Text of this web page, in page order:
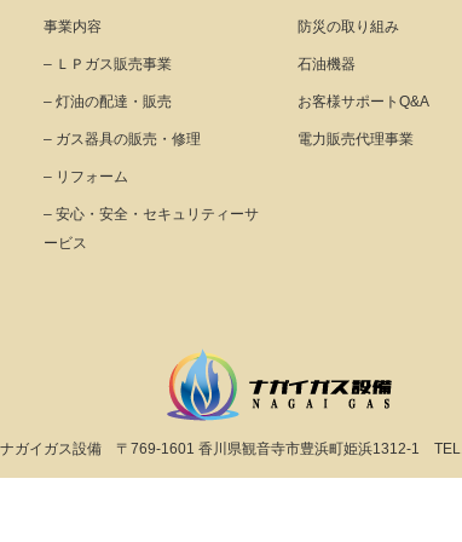
事業内容
– ＬＰガス販売事業
– 灯油の配達・販売
– ガス器具の販売・修理
– リフォーム
– 安心・安全・セキュリティーサ
ービス
防災の取り組み
石油機器
お客様サポートQ&A
電力販売代理事業
ナガイガス設備 〒769-1601 香川県観音寺市豊浜町姫浜1312-1